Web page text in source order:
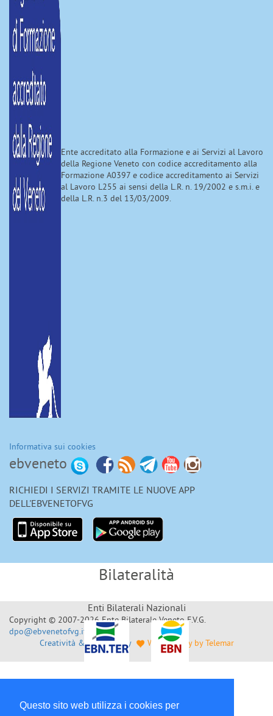
Questo sito web utilizza i cookies per
Ente accreditato alla Formazione e ai Servizi al Lavoro
della Regione Veneto con codice accreditamento alla
Formazione A0397 e codice accreditamento ai Servizi
al Lavoro L255 ai sensi della L.R. n. 19/2002 e s.m.i. e
della L.R. n.3 del 13/03/2009.
Informativa sui cookies
ebveneto
RICHIEDI I SERVIZI TRAMITE LE NUOVE APP
DELL'EBVENETOFVG
Bilateralità
Enti Bilaterali Nazionali
Copyright © 2007-2026 Ente Bilaterale Veneto F.V.G.
dpo@ebvenetofvg.it
Creatività & Sviluppo by
Web Agency by Telemar